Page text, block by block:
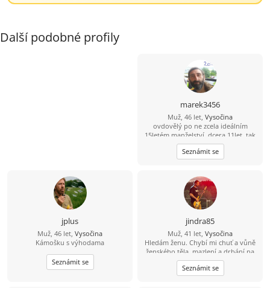
Další podobné profily
marek3456
Muž, 46 let, Vysočina
ovdovělý po ne zcela ideálním
15letém manželství, dcera 11let, tak
trochu alternativně a pronárodně
smýšlející, tj. fráze konzum a úspěch
již se mě tak úplně netýkají, přírodu
pobytu se zcela vázán necítím,
uvítám ženu trochu otevřené mysli
Seznámit se
jplus
Muž, 46 let, Vysočina
Kámošku s výhodama
Seznámit se
jindra85
Muž, 41 let, Vysočina
Hledám ženu. Chybí mi chuť a vůně
ženského těla, mazlení a drbání na
zádech.. ;-) Zajdeme na kávu a
uvidíme, jestli přeskočí jiskra?
Seznámit se